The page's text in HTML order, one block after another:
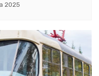
2025